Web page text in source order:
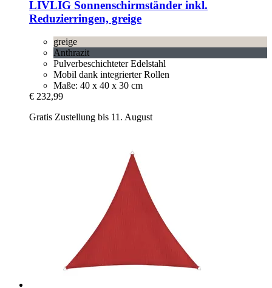
LIVLIG Sonnenschirmständer inkl.
Reduzierringen, greige
greige
Anthrazit
Pulverbeschichteter Edelstahl
Mobil dank integrierter Rollen
Maße: 40 x 40 x 30 cm
€ 232,99
Gratis Zustellung bis 11. August